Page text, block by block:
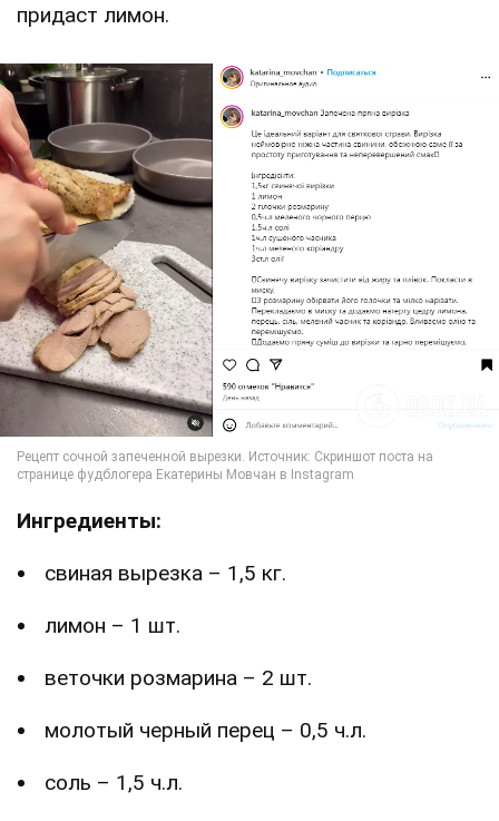
придаст лимон.
Ингредиенты:
свиная вырезка – 1,5 кг.
лимон – 1 шт.
веточки розмарина – 2 шт.
молотый черный перец – 0,5 ч.л.
соль – 1,5 ч.л.